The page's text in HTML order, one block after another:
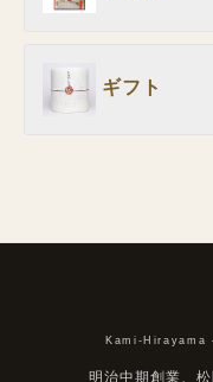
ギフト
Kami-
明治中期創業、